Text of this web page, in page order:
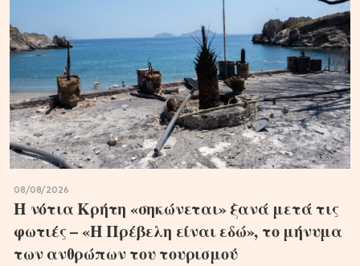
08/08/2026
Η νότια Κρήτη «σηκώνεται» ξανά μετά τις
φωτιές – «Η Πρέβελη είναι εδώ», το μήνυμα
των ανθρώπων του τουρισμού